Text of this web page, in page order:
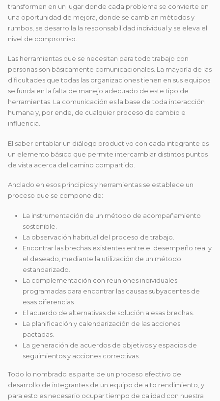
transformen en un lugar donde cada problema se convierte en
una oportunidad de mejora, donde se cambian métodos y
rumbos, se desarrolla la responsabilidad individual y se eleva el
nivel de compromiso.
Las herramientas que se necesitan para todo trabajo con
personas son básicamente comunicacionales. La mayoría de las
dificultades que todas las organizaciones tienen en sus equipos
se funda en la falta de manejo adecuado de este tipo de
herramientas. La comunicación es la base de toda interacción
humana y, por ende, de cualquier proceso de cambio e
influencia.
El saber entablar un diálogo productivo con cada integrante es
un elemento básico que permite intercambiar distintos puntos
de vista acerca del camino compartido.
Anclado en esos principios y herramientas se establece un
proceso que se compone de:
La instrumentación de un método de acompañamiento
sostenible.
La observación habitual del proceso de trabajo.
Encontrar las brechas existentes entre el desempeño real y
el deseado, mediante la utilización de un método
estandarizado.
La complementación con reuniones individuales
programadas para encontrar las causas subyacentes de
esas diferencias
El acuerdo de alternativas de solución a esas brechas.
La planificación y calendarización de las acciones
pactadas.
La generación de acuerdos de objetivos y espacios de
seguimientos y acciones correctivas.
Todo lo nombrado es parte de un proceso efectivo de
desarrollo de integrantes de un equipo de alto rendimiento, y
para esto es necesario ocupar tiempo de calidad con nuestra